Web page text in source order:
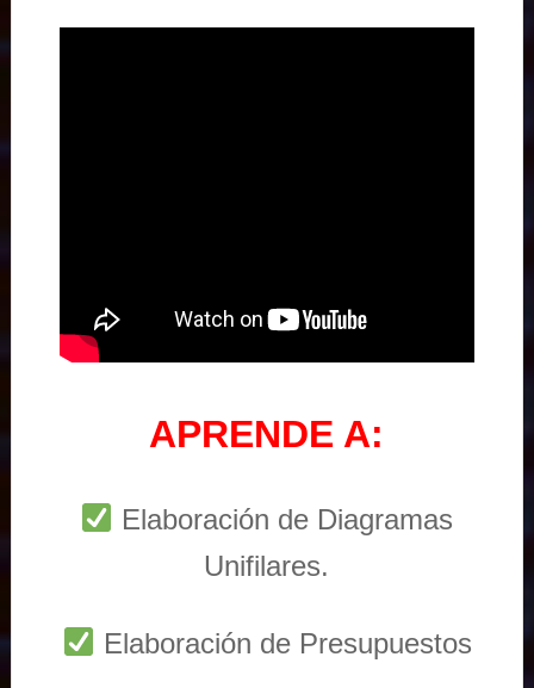
APRENDE A:
Elaboración de Diagramas
Unifilares.
Elaboración de Presupuestos